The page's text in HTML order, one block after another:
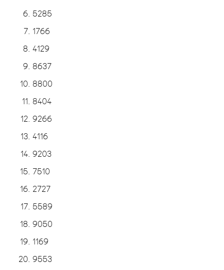
5285
1766
4129
8637
8800
8404
9266
4116
9203
7510
2727
5589
9050
1169
9553